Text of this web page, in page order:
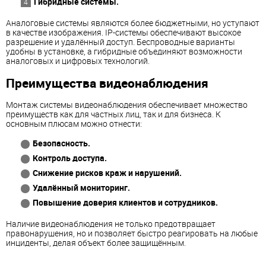
Аналоговые системы являются более бюджетными, но уступают
в качестве изображения. IP-системы обеспечивают высокое
разрешение и удалённый доступ. Беспроводные варианты
удобны в установке, а гибридные объединяют возможности
аналоговых и цифровых технологий.
Преимущества видеонаблюдения
Монтаж системы видеонаблюдения обеспечивает множество
преимуществ как для частных лиц, так и для бизнеса. К
основным плюсам можно отнести:
Безопасность.
Контроль доступа.
Снижение рисков краж и нарушений.
Удалённый мониторинг.
Повышение доверия клиентов и сотрудников.
Наличие видеонаблюдения не только предотвращает
правонарушения, но и позволяет быстро реагировать на любые
инциденты, делая объект более защищённым.